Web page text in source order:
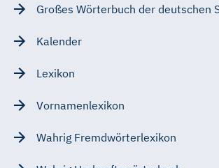
Großes Wörterbuch der deutschen
Kalender
Lexikon
Vornamenlexikon
Wahrig Fremdwörterlexikon